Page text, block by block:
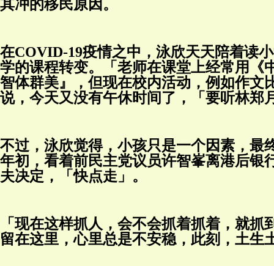
其冲的移民原因。
在COVID-19疫情之中，泳欣天天陪着读
学的课程转变。「老师在课堂上经常用《
智体群美』，但现在校内活动，例如作文
说，今天又没有午休时间了，「要听林郑
不过，泳欣觉得，小孩只是一个因素，最
年初，看着前民主党议员许智峯离港后银
夫决定，「快点走」。
「现在这样抓人，会不会抓着抓着，就
留在这里，心里总是不安稳，此刻，土